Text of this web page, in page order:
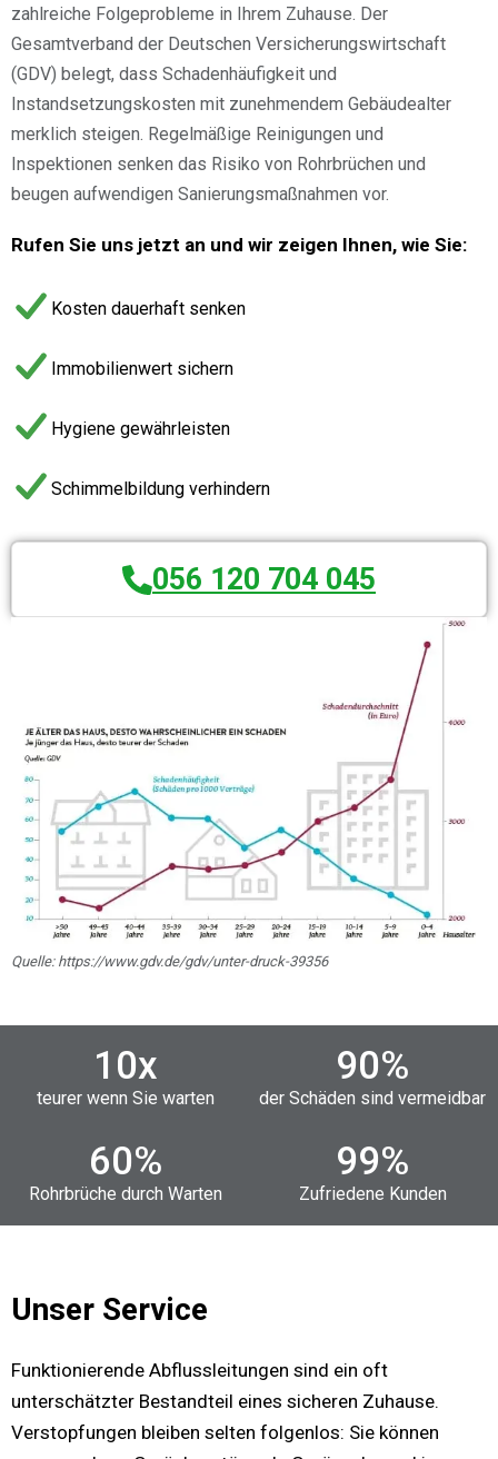
Quelle: https://www.gdv.de/gdv/unter-druck-39356
zahlreiche Folgeprobleme in Ihrem Zuhause. Der
Gesamtverband der Deutschen Versicherungswirtschaft
(GDV) belegt, dass Schadenhäufigkeit und
Instandsetzungskosten mit zunehmendem Gebäudealter
merklich steigen. Regelmäßige Reinigungen und
Inspektionen senken das Risiko von Rohrbrüchen und
beugen aufwendigen Sanierungsmaßnahmen vor.
Rufen Sie uns jetzt an und wir zeigen Ihnen, wie Sie:
Kosten dauerhaft senken
Immobilienwert sichern
Hygiene gewährleisten
Schimmelbildung verhindern
056 120 704 045
10x
teurer wenn Sie warten
90%
der Schäden sind vermeidbar
60%
Rohrbrüche durch Warten
99%
Zufriedene Kunden
Unser Service
Funktionierende Abflussleitungen sind ein oft
unterschätzter Bestandteil eines sicheren Zuhause.
Verstopfungen bleiben selten folgenlos: Sie können